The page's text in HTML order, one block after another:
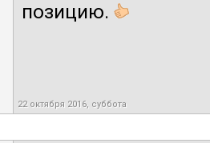
позицию.
22 октября 2016, суббота